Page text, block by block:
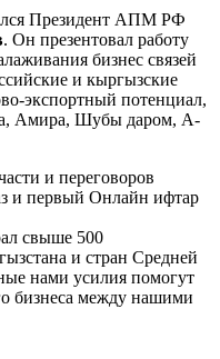
Президент АПМ РФ
. Он презентовал работу
бизнес связей
и кыргызские
экспортный потенциал,
Амира, Шубы даром, А-
и переговоров
и первый Онлайн ифтар
свыше 500
и стран Средней
нами усилия помогут
бизнеса между нашими